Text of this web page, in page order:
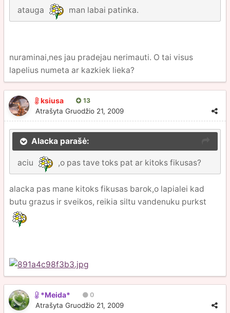
atauga man labai patinka.
nuraminai,nes jau pradejau nerimauti. O tai visus
lapelius numeta ar kazkiek lieka?
ksiusa 13
Atrašyta Gruodžio 21, 2009
Alacka parašė:
aciu ,o pas tave toks pat ar kitoks fikusas?
alacka pas mane kitoks fikusas barok,o lapialei kad
butu grazus ir sveikos, reikia siltu vandenuku purkst
*Meida* 0
Atrašyta Gruodžio 21, 2009